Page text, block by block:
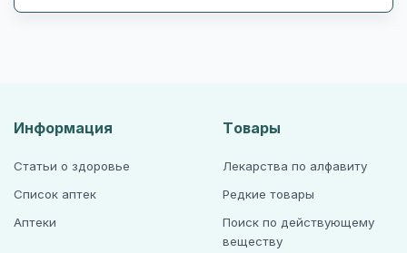
Информация
Статьи о здоровье
Список аптек
Аптеки
Товары
Лекарства по алфавиту
Редкие товары
Поиск по действующему
веществу